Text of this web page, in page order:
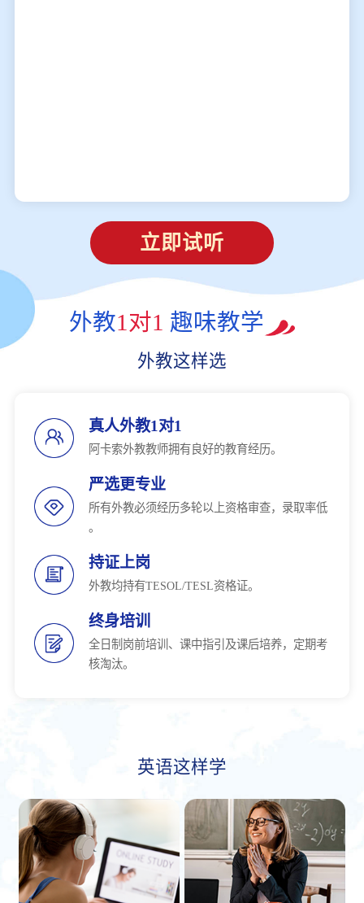
立即试听
外教1对1 趣味教学
外教这样选
真人外教1对1
阿卡索外教教师拥有良好的教育经历。
严选更专业
所有外教必须经历多轮以上资格审查，录取率低
。
持证上岗
外教均持有TESOL/TESL资格证。
终身培训
全日制岗前培训、课中指引及课后培养，定期考
核淘汰。
英语这样学